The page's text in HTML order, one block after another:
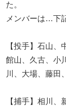
た。
メンバーは…下
【投手】石山、
館山、久古、小
川、大場、藤田
【捕手】相川、